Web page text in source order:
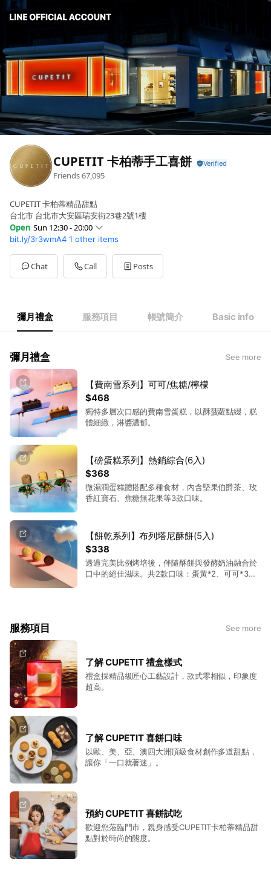
CUPETIT 卡柏蒂手工喜餅
Friends67,095
CUPETIT 卡柏蒂精品甜點
台北市 台北市大安區瑞安街23巷2號1樓
Open Sun 12:30 - 20:00
Sun12:30 - 20:00
Mon12:30 - 20:00
Tue12:30 - 20:00
WedClosed
Sat12:30 - 20:00
每週三公休
bit.ly/3r3wmA4 1 other items
Chat Call Posts
彌月禮盒 服務項目 帳號簡介 Basic info
彌月禮盒 See more
$468
【費南雪系列】可可/焦糖/檸檬
獨特多層次口感的費南雪蛋糕，以酥菠蘿點綴，糕
體細緻，淋醬濃郁。
$368
【磅蛋糕系列】熱銷綜合(6入)
微濕潤蛋糕體搭配多種食材，內含堅果伯爵茶、玫
香紅寶石、焦糖無花果等3款口味。
$338
【餅乾系列】布列塔尼酥餅(5入)
透過完美比例烤培後，伴隨酥餅與發酵奶油融合於
口中的絕佳滋味。共2款口味：蛋黃*2、可可*3。
服務項目 See more
了解 CUPETIT 禮盒樣式
禮盒採精品級匠心工藝設計，款式零相似，印象度
超高。
了解 CUPETIT 喜餅口味
以歐、美、亞、澳四大洲頂級食材創作多道甜點，
讓你「一口就著迷」。
預約 CUPETIT 喜餅試吃
歡迎您蒞臨門市，親身感受CUPETIT卡柏蒂精品甜
點對於時尚的態度。